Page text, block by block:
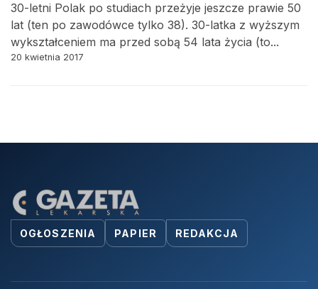
30-letni Polak po studiach przeżyje jeszcze prawie 50
lat (ten po zawodówce tylko 38). 30-latka z wyższym
wykształceniem ma przed sobą 54 lata życia (to...
20 kwietnia 2017
OGŁOSZENIA PAPIER REDAKCJA